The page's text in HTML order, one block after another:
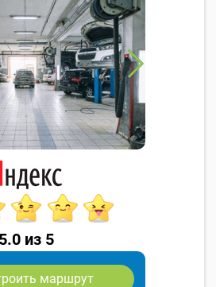
5.0 из 5
маршрут